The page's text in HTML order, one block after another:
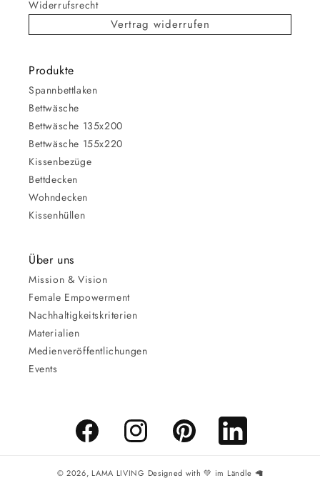
Widerrufsrecht
Vertrag widerrufen
Produkte
Spannbettlaken
Bettwäsche
Bettwäsche 135x200
Bettwäsche 155x220
Kissenbezüge
Bettdecken
Wohndecken
Kissenhüllen
Über uns
Mission & Vision
Female Empowerment
Nachhaltigkeitskriterien
Materialien
Medienveröffentlichungen
Events
Facebook Instagram Pinterest LinkedIn
© 2026, LAMA LIVING Designed with 💚 im Ländle 🦙